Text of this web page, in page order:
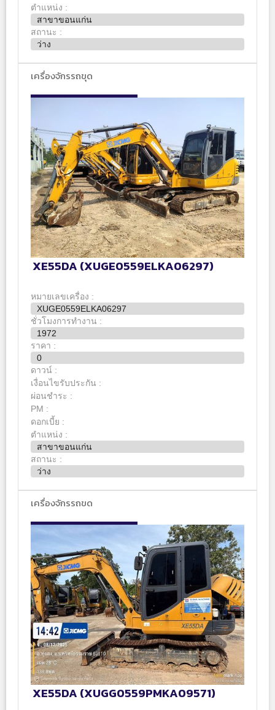
ตำแหน่ง :
สาขาขอนแก่น
สถานะ :
ว่าง
เครื่องจักรรถขุด
XE55DA (XUGE0559ELKA06297)
หมายเลขเครื่อง :
XUGE0559ELKA06297
ชั่วโมงการทำงาน :
1972
ราคา :
0
ดาวน์ :
เงื่อนไขรับประกัน :
ผ่อนชำระ :
PM :
ดอกเบี้ย :
ตำแหน่ง :
สาขาขอนแก่น
สถานะ :
ว่าง
เครื่องจักรรถขด
XE55DA (XUGG0559PMKA09571)